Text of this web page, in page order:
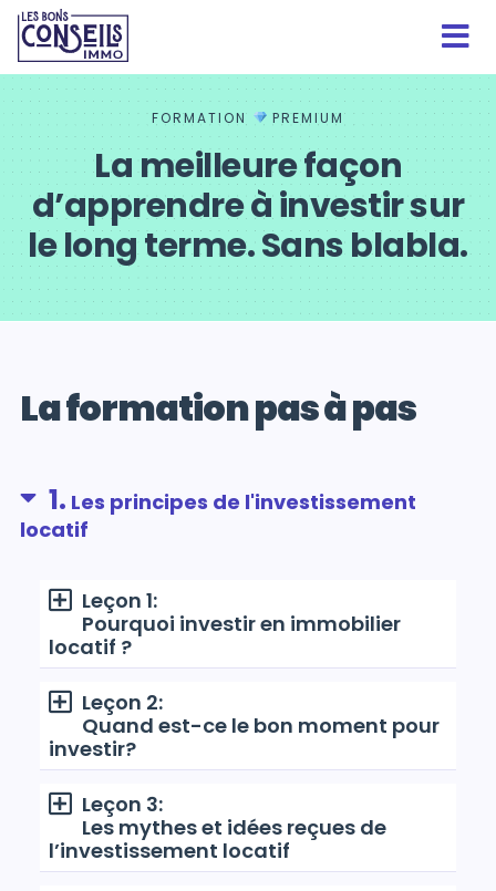
FORMATION PREMIUM
La meilleure façon
d’apprendre à investir sur
le long terme. Sans blabla.
La formation pas à pas
1. Les principes de l'investissement
locatif
Leçon 1:
Pourquoi investir en immobilier
locatif ?
Leçon 2:
Quand est-ce le bon moment pour
investir?
Leçon 3:
Les mythes et idées reçues de
l’investissement locatif